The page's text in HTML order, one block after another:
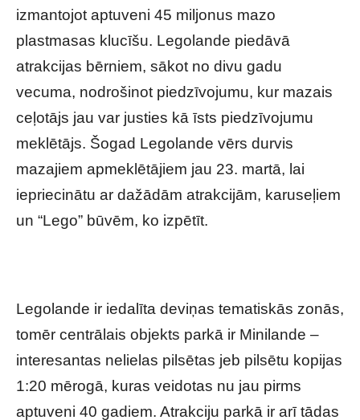
izmantojot aptuveni 45 miljonus mazo
plastmasas klucīšu. Legolande piedāvā
atrakcijas bērniem, sākot no divu gadu
vecuma, nodrošinot piedzīvojumu, kur mazais
ceļotājs jau var justies kā īsts piedzīvojumu
meklētājs. Šogad Legolande vērs durvis
mazajiem apmeklētājiem jau 23. martā, lai
iepriecinātu ar dažādām atrakcijām, karuseļiem
un “Lego” būvēm, ko izpētīt.
Legolande ir iedalīta deviņas tematiskās zonās,
tomēr centrālais objekts parkā ir Minilande –
interesantas nelielas pilsētas jeb pilsētu kopijas
1:20 mērogā, kuras veidotas nu jau pirms
aptuveni 40 gadiem. Atrakciju parkā ir arī tādas